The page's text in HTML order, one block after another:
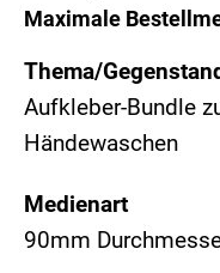
Maximale
Thema/
Aufkleber-Bundle
Händewaschen
Medienart
90mm